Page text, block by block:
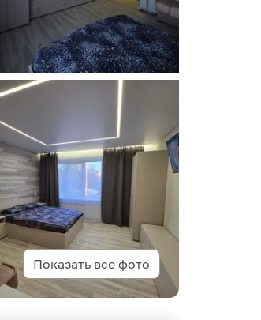
Показать все фото